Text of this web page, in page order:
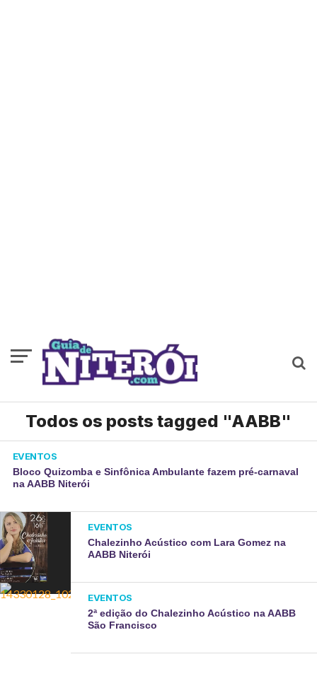
Todos os posts tagged "AABB"
EVENTOS
Bloco Quizomba e Sinfônica Ambulante fazem pré-carnaval
na AABB Niterói
EVENTOS
Chalezinho Acústico com Lara Gomez na
AABB Niterói
EVENTOS
2ª edição do Chalezinho Acústico na AABB
São Francisco